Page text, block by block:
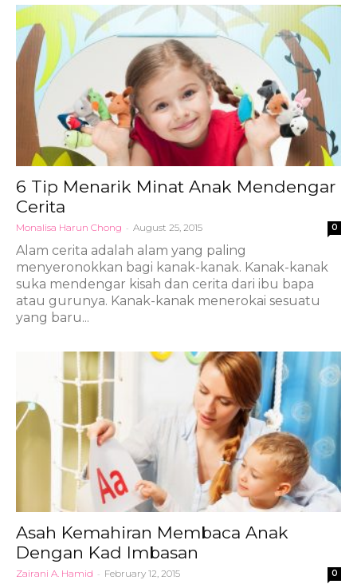
6 Tip Menarik Minat Anak Mendengar
Cerita
Monalisa Harun Chong - August 25, 2015 0
Alam cerita adalah alam yang paling
menyeronokkan bagi kanak-kanak. Kanak-kanak
suka mendengar kisah dan cerita dari ibu bapa
atau gurunya. Kanak-kanak menerokai sesuatu
yang baru...
Asah Kemahiran Membaca Anak
Dengan Kad Imbasan
Zairani A. Hamid - February 12, 2015 0